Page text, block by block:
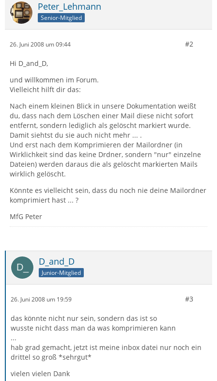
Peter_Lehmann
Senior-Mitglied
26. Juni 2008 um 09:44 #2
Hi D_and_D,
und willkommen im Forum.
Vielleicht hilft dir das:
Nach einem kleinen Blick in unsere Dokumentation weißt
du, dass nach dem Löschen einer Mail diese nicht sofort
entfernt, sondern lediglich als gelöscht markiert wurde.
Damit siehtst du sie auch nicht mehr ... .
Und erst nach dem Komprimieren der Mailordner (in
Wirklichkeit sind das keine Drdner, sondern "nur" einzelne
Dateien) werden daraus die als gelöscht markierten Mails
wirklich gelöscht.
Könnte es vielleicht sein, dass du noch nie deine Mailordner
komprimiert hast ... ?
MfG Peter
D_and_D
Junior-Mitglied
26. Juni 2008 um 19:59 #3
das könnte nicht nur sein, sondern das ist so
wusste nicht dass man da was komprimieren kann
...
hab grad gemacht, jetzt ist meine inbox datei nur noch ein
drittel so groß *sehrgut*
vielen vielen Dank